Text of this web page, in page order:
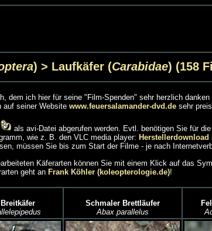
) > Laufkäfer (Carabidae) (158
dem ich hier für seine "Film-Spenden" sehr herzlich
auf seiner Website www.feuersalamander-dvd.de sehr
als avi-Datei abgerufen werden. Evtl. benötigen Sie für
wie z. B. den VLC media player:
müssen Sie bis zum Start der Filme - je nach
Käferarten können Sie mit einem Klick auf das
geht an Frank Köhler (koleopterologie.de)!
Schmaler Brettläufer
Abax parallelus